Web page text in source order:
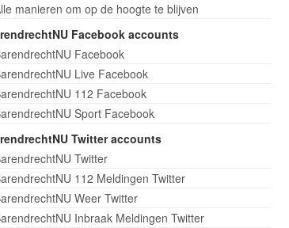
manieren om op de hoogte te blijven
Facebook accounts
Facebook
Live Facebook
112 Facebook
Sport Facebook
Twitter accounts
Twitter
112 Meldingen Twitter
Weer Twitter
Inbraak Meldingen Twitter